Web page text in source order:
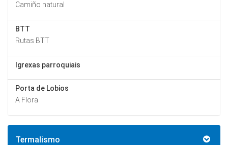
Camiño natural
BTT
Rutas BTT
Igrexas parroquiais
Porta de Lobios
A Flora
Termalismo